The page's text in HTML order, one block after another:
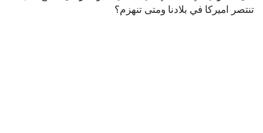
تنتصر اميركا في بلادنا ومتى تنهزم؟